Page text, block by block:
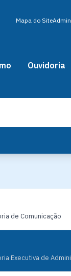
Mapa do Site
Ouvidoria
de Comunicação
Executiva de